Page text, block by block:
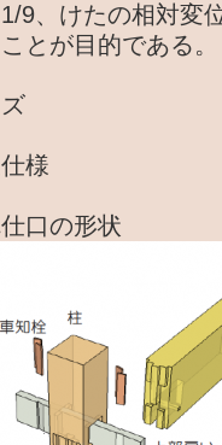
9、けたの相対変
とが目的である。
様
口の形状